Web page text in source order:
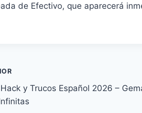
de Efectivo, que aparecerá
y Trucos Español 2026 –